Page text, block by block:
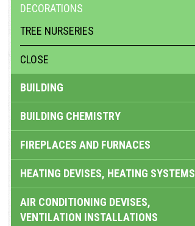
DECORATIONS
TREE NURSERIES
CLOSE
BUILDING
BUILDING CHEMISTRY
FIREPLACES AND FURNACES
HEATING DEVISES, HEATING SYSTEMS
AIR CONDITIONING DEVISES,
VENTILATION INSTALLATIONS